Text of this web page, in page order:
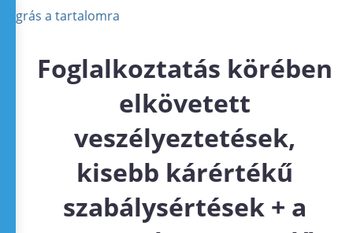
Ugrás a tartalomra
Foglalkoztatás körében
elkövetett
veszélyeztetések,
kisebb kárértékű
szabálysértések + a